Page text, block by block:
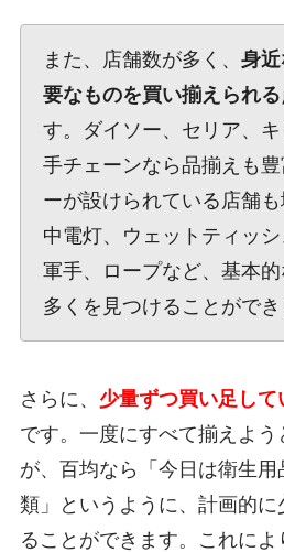
また、店舗数が多く、 身
要なものを買い揃えられる
す。ダイソー、セリア、
手チェーンなら品揃えも
ーが設けられている店舗
中電灯、ウェットティッシ
軍手、ロープなど、基本
多くを見つけることができ
さらに、 少量ずつ買い足して
です。一度にすべて揃えよ
が、百均なら「今日は衛生用
類」というように、計画的
ることができます。これに